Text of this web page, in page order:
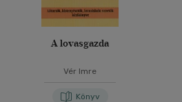
A lovasgazda
Vér Imre
Könyv